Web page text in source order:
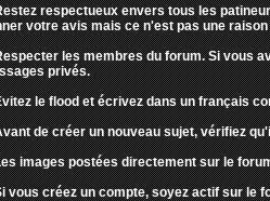
respectueux envers tous les
votre avis mais ce n'est pas une
les membres du forum. Si vous
privés.
le flood et écrivez dans un français
de créer un nouveau sujet, vérifiez
images postées directement sur le
vous créez un compte, soyez actif sur le